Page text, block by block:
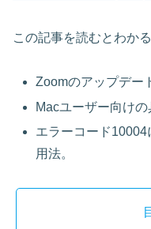
この記事を読むとわか
Zoomのアップデー
Macユーザー向けの
エラーコード
用法。